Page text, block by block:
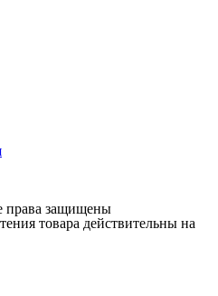
права защищены
товара действительны на